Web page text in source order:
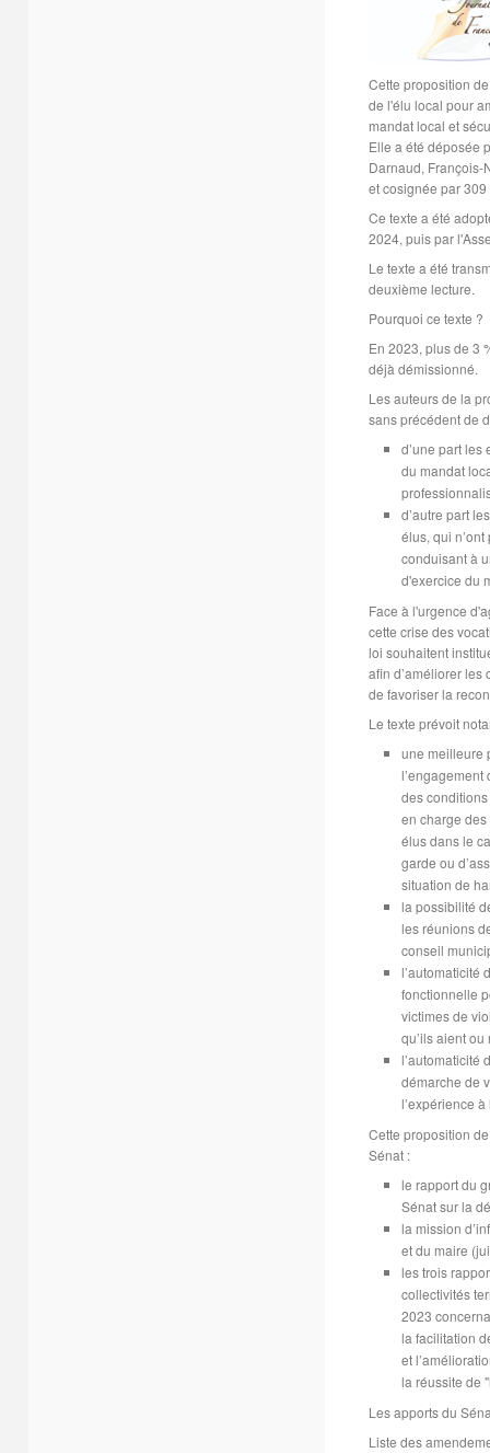
Cette proposition
de l'élu local pour
mandat local et
Elle a été déposée
Darnaud, François-
et cosignée par
Ce texte a été
2024, puis par
Le texte a été
deuxième lecture.
Pourquoi ce texte ?
En 2023, plus de 3
déjà démissionné.
Les auteurs de la
sans précédent de
d’une part les
du mandat
d’autre part
élus, qui
conduisant à
d'exercice du
Face à l'urgence
cette crise des
loi souhaitent
afin d’améliorer les
de favoriser la
Le texte prévoit
une meilleure
l’engagement
des
en charge
élus dans le
garde ou
situation de
la possibilité
les réunions
conseil
l’automaticité
fonctionnelle
victimes de
qu’ils aient
l’automaticité
démarche de
l’expérience
Cette proposition
Sénat :
le rapport du
Sénat sur la
la mission
et du maire
les trois
collectivités
2023
la facilitation
et
la réussite de
Les apports du
Liste des